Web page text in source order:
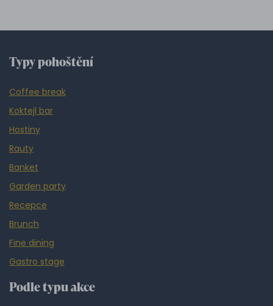
Typy pohoštění
Coffee break
Koktejl bar
Hostiny
Rauty
Banket
Garden party
Recepce
Brunch
Fine dining
Gastro stage
Podle typu akce